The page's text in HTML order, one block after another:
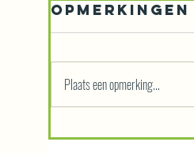
Opmerkingen
Plaats een opmerking...